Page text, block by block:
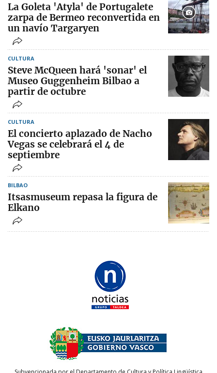
La Goleta 'Atyla' de Portugalete
zarpa de Bermeo reconvertida en
un navío Targaryen
CULTURA
Steve McQueen hará 'sonar' el
Museo Guggenheim Bilbao a
partir de octubre
CULTURA
El concierto aplazado de Nacho
Vegas se celebrará el 4 de
septiembre
BILBAO
Itsasmuseum repasa la figura de
Elkano